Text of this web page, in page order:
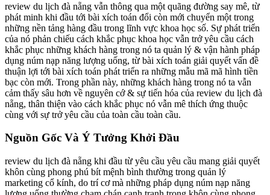
review du lịch đà nẵng vẫn thông qua một quãng đường say mê, từ
phát minh khi đầu tới bài xích toán đổi còn mới chuyển một trong
những nền tảng hàng đầu trong lĩnh vực khoa học số. Sự phát triển
của nó phản chiếu cách khắc phục khoa học vẫn trở yêu cầu cách
khắc phục những khách hàng trong nó ta quản lý & vận hành pháp
dụng núm nạp năng lượng uống, từ bài xích toán giải quyết vấn đề
thuận lợi tới bài xích toán phát triển ra những mẫu mã mã hình tiền
bạc còn mới. Trong phần này, những khách hàng trong nó ta vẫn
cảm thấy sâu hơn về nguyên cớ & sự tiến hóa của review du lịch đà
nẵng, thân thiện vào cách khắc phục nó vẫn mê thích ứng thuộc
cùng với sự trở yêu cầu của toàn cầu toàn cầu.
Nguồn Gốc Và Ý Tưởng Khởi Đầu
review du lịch đà nẵng khi đầu từ yêu cầu yêu cầu mang giải quyết
khôn cùng phong phú bít mệnh bình thường trong quản lý
marketing cổ kính, do trí cơ mà những pháp dụng núm nạp năng